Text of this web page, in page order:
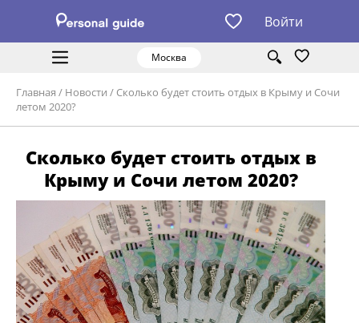
Войти
Москва
Главная / Новости / Сколько будет стоить отдых в Крыму и Сочи
летом 2020?
Сколько будет стоить отдых в
Крыму и Сочи летом 2020?